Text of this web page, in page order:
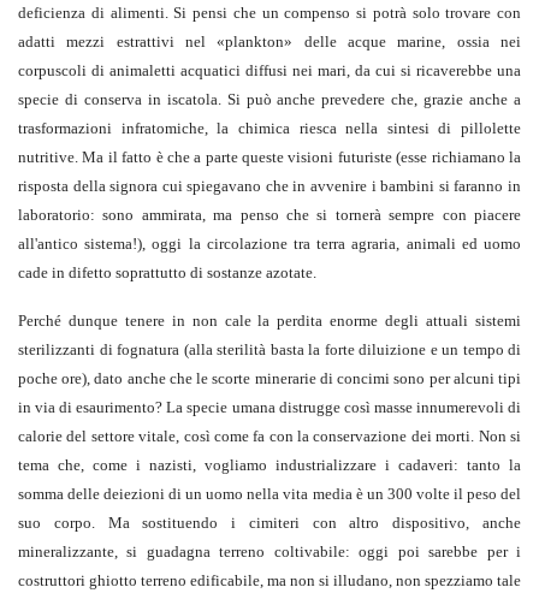
deficienza di alimenti. Si pensi che un compenso si potrà solo trovare con
adatti mezzi estrattivi nel «plankton» delle acque marine, ossia nei
corpuscoli di animaletti acquatici diffusi nei mari, da cui si ricaverebbe una
specie di conserva in iscatola. Si può anche prevedere che, grazie anche a
trasformazioni infratomiche, la chimica riesca nella sintesi di pillolette
nutritive. Ma il fatto è che a parte queste visioni futuriste (esse richiamano la
risposta della signora cui spiegavano che in avvenire i bambini si faranno in
laboratorio: sono ammirata, ma penso che si tornerà sempre con piacere
all'antico sistema!), oggi la circolazione tra terra agraria, animali ed uomo
cade in difetto soprattutto di sostanze azotate.
Perché dunque tenere in non cale la perdita enorme degli attuali sistemi
sterilizzanti di fognatura (alla sterilità basta la forte diluizione e un tempo di
poche ore), dato anche che le scorte minerarie di concimi sono per alcuni tipi
in via di esaurimento? La specie umana distrugge così masse innumerevoli di
calorie del settore vitale, così come fa con la conservazione dei morti. Non si
tema che, come i nazisti, vogliamo industrializzare i cadaveri: tanto la
somma delle deiezioni di un uomo nella vita media è un 300 volte il peso del
suo corpo. Ma sostituendo i cimiteri con altro dispositivo, anche
mineralizzante, si guadagna terreno coltivabile: oggi poi sarebbe per i
costruttori ghiotto terreno edificabile, ma non si illudano, non spezziamo tale